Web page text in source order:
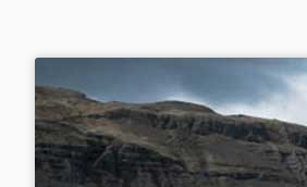
Kerste.de
Astronomie, Nordlichter und